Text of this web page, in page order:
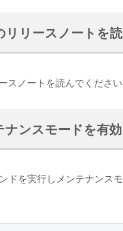
リリースノートを
スノートを読んでください
ナンスモードを有
ドを実行しメンテナンス